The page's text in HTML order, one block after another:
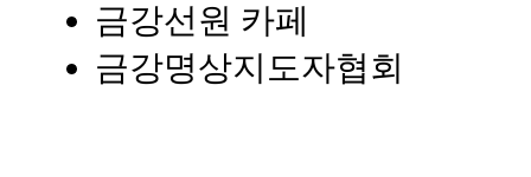
금강선원 카페
금강명상지도자협회